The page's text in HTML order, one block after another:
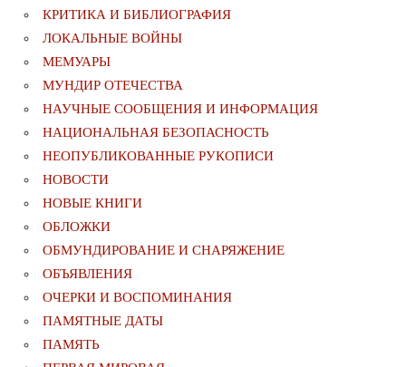
КРИТИКА И БИБЛИОГРАФИЯ
ЛОКАЛЬНЫЕ ВОЙНЫ
МЕМУАРЫ
МУНДИР ОТЕЧЕСТВА
НАУЧНЫЕ СООБЩЕНИЯ И ИНФОРМАЦИЯ
НАЦИОНАЛЬНАЯ БЕЗОПАСНОСТЬ
НЕОПУБЛИКОВАННЫЕ РУКОПИСИ
НОВОСТИ
НОВЫЕ КНИГИ
ОБЛОЖКИ
ОБМУНДИРОВАНИЕ И СНАРЯЖЕНИЕ
ОБЪЯВЛЕНИЯ
ОЧЕРКИ И ВОСПОМИНАНИЯ
ПАМЯТНЫЕ ДАТЫ
ПАМЯТЬ